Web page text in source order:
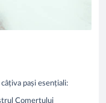
pași esențiali:
Comerțului